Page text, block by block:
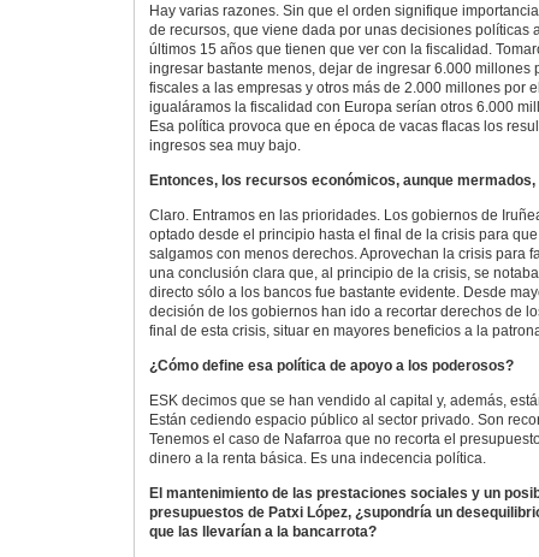
Hay varias razones. Sin que el orden signifique
de recursos, que viene dada por unas decisiones políticas
últimos 15 años que tienen que ver con la fiscalidad.
ingresar bastante menos, dejar de ingresar 6.000 millones
fiscales a las empresas y otros más de 2.000 millones por
igualáramos la fiscalidad con Europa serían otros 6.000
Esa política provoca que en época de vacas flacas los
ingresos sea muy bajo.
Entonces, los recursos económicos, aunque
Claro. Entramos en las prioridades. Los gobiernos de
optado desde el principio hasta el final de la crisis para
salgamos con menos derechos. Aprovechan la crisis para
una conclusión clara que, al principio de la crisis, se
directo sólo a los bancos fue bastante evidente. Desde
decisión de los gobiernos han ido a recortar derechos de
final de esta crisis, situar en mayores beneficios a la
¿Cómo define esa política de apoyo a los poderosos?
ESK decimos que se han vendido al capital y, además,
Están cediendo espacio público al sector privado. Son
Tenemos el caso de Nafarroa que no recorta el
dinero a la renta básica. Es una indecencia política.
El mantenimiento de las prestaciones sociales y un
presupuestos de Patxi López, ¿supondría un
que las llevarían a la bancarrota?